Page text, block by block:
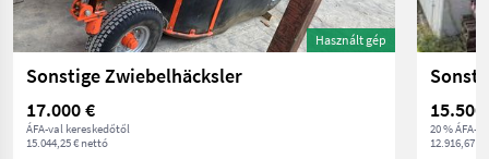
Használt gép
Sonstige Zwiebelhäcksler
17.000 €
ÁFA-val kereskedőtől
15.044,25 € nettó
15.500
20 % ÁFA-
12.916,67 €